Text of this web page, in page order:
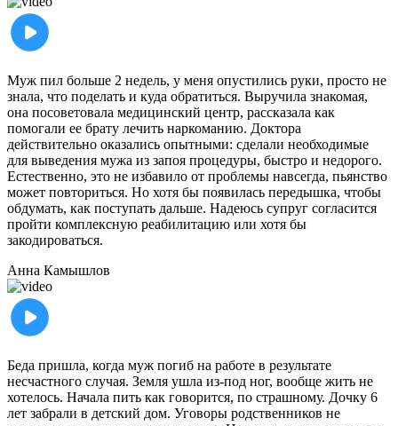
Муж пил больше 2 недель, у меня опустились руки, просто не
знала, что поделать и куда обратиться. Выручила знакомая,
она посоветовала медицинский центр, рассказала как
помогали ее брату лечить наркоманию. Доктора
действительно оказались опытными: сделали необходимые
для выведения мужа из запоя процедуры, быстро и недорого.
Естественно, это не избавило от проблемы навсегда, пьянство
может повториться. Но хотя бы появилась передышка, чтобы
обдумать, как поступать дальше. Надеюсь супруг согласится
пройти комплексную реабилитацию или хотя бы
закодироваться.
Анна Камышлов
Беда пришла, когда муж погиб на работе в результате
несчастного случая. Земля ушла из-под ног, вообще жить не
хотелось. Начала пить как говорится, по страшному. Дочку 6
лет забрали в детский дом. Уговоры родственников не